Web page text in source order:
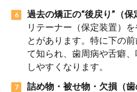
過去の矯正の“後戻り”（保
リテーナー（保定装置）
とがあります。特に下の
て知られ、歯周病や舌癖
しやすくなります。
詰め物・被せ物・欠損（歯